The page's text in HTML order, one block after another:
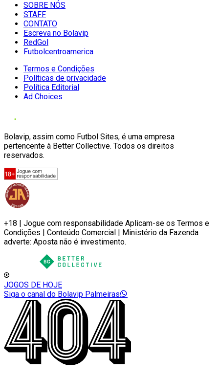
SOBRE NÓS
STAFF
CONTATO
Escreva no Bolavip
RedGol
Futbolcentroamerica
Termos e Condições
Políticas de privacidade
Política Editorial
Ad Choices
Bolavip, assim como Futbol Sites, é uma empresa
pertencente à Better Collective. Todos os direitos
reservados.
+18 | Jogue com responsabilidade Aplicam-se os Termos e
Condições | Conteúdo Comercial | Ministério da Fazenda
adverte: Aposta não é investimento.
JOGOS DE HOJE
Siga o canal do Bolavip Palmeiras